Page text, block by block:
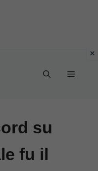
Menu
su
fu il